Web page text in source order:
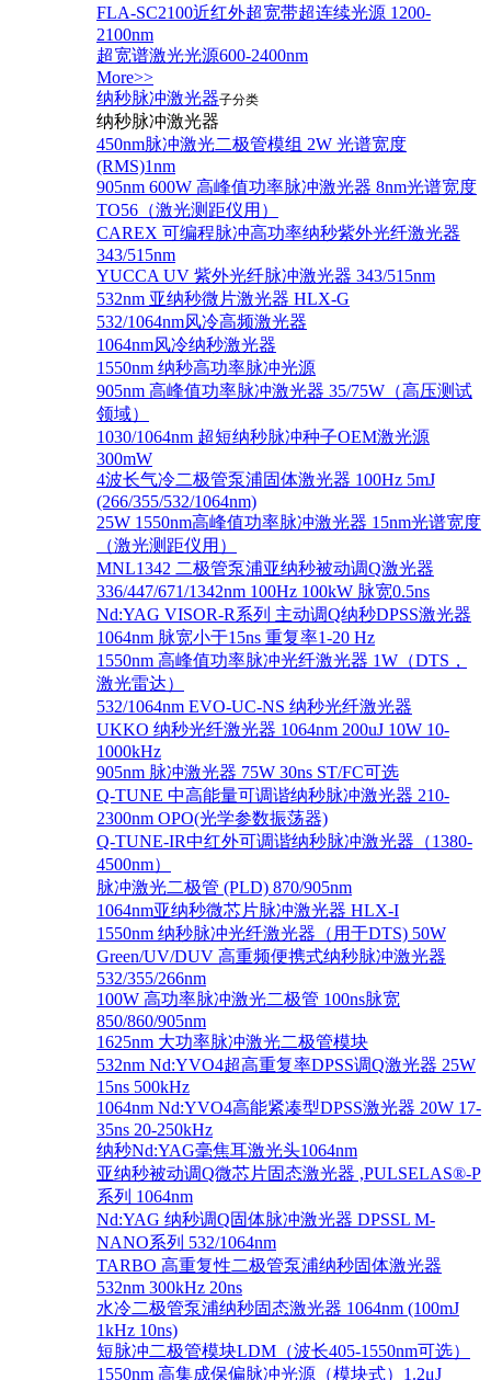
FLA-SC2100近红外超宽带超连续光源 1200-
2100nm
超宽谱激光光源600-2400nm
More>>
纳秒脉冲激光器子分类
纳秒脉冲激光器
450nm脉冲激光二极管模组 2W 光谱宽度
(RMS)1nm
905nm 600W 高峰值功率脉冲激光器 8nm光谱宽度
TO56（激光测距仪用）
CAREX 可编程脉冲高功率纳秒紫外光纤激光器
343/515nm
YUCCA UV 紫外光纤脉冲激光器 343/515nm
532nm 亚纳秒微片激光器 HLX-G
532/1064nm风冷高频激光器
1064nm风冷纳秒激光器
1550nm 纳秒高功率脉冲光源
905nm 高峰值功率脉冲激光器 35/75W（高压测试
领域）
1030/1064nm 超短纳秒脉冲种子OEM激光源
300mW
4波长气冷二极管泵浦固体激光器 100Hz 5mJ
(266/355/532/1064nm)
25W 1550nm高峰值功率脉冲激光器 15nm光谱宽度
（激光测距仪用）
MNL1342 二极管泵浦亚纳秒被动调Q激光器
336/447/671/1342nm 100Hz 100kW 脉宽0.5ns
Nd:YAG VISOR-R系列 主动调Q纳秒DPSS激光器
1064nm 脉宽小于15ns 重复率1-20 Hz
1550nm 高峰值功率脉冲光纤激光器 1W（DTS，
激光雷达）
532/1064nm EVO-UC-NS 纳秒光纤激光器
UKKO 纳秒光纤激光器 1064nm 200uJ 10W 10-
1000kHz
905nm 脉冲激光器 75W 30ns ST/FC可选
Q-TUNE 中高能量可调谐纳秒脉冲激光器 210-
2300nm OPO(光学参数振荡器)
Q-TUNE-IR中红外可调谐纳秒脉冲激光器（1380-
4500nm）
脉冲激光二极管 (PLD) 870/905nm
1064nm亚纳秒微芯片脉冲激光器 HLX-I
1550nm 纳秒脉冲光纤激光器（用于DTS) 50W
Green/UV/DUV 高重频便携式纳秒脉冲激光器
532/355/266nm
100W 高功率脉冲激光二极管 100ns脉宽
850/860/905nm
1625nm 大功率脉冲激光二极管模块
532nm Nd:YVO4超高重复率DPSS调Q激光器 25W
15ns 500kHz
1064nm Nd:YVO4高能紧凑型DPSS激光器 20W 17-
35ns 20-250kHz
纳秒Nd:YAG毫焦耳激光头1064nm
亚纳秒被动调Q微芯片固态激光器 ,PULSELAS®-P
系列 1064nm
Nd:YAG 纳秒调Q固体脉冲激光器 DPSSL M-
NANO系列 532/1064nm
TARBO 高重复性二极管泵浦纳秒固体激光器
532nm 300kHz 20ns
水冷二极管泵浦纳秒固态激光器 1064nm (100mJ
1kHz 10ns)
短脉冲二极管模块LDM（波长405-1550nm可选）
1550nm 高集成保偏脉冲光源（模块式）1.2μJ